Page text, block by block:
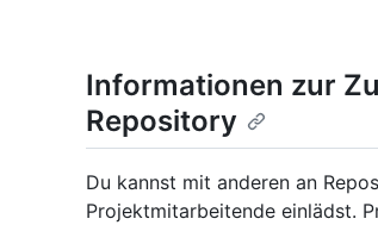
Informationen zur
Repository
Du kannst mit anderen an
Projektmitarbeitende einlädst.